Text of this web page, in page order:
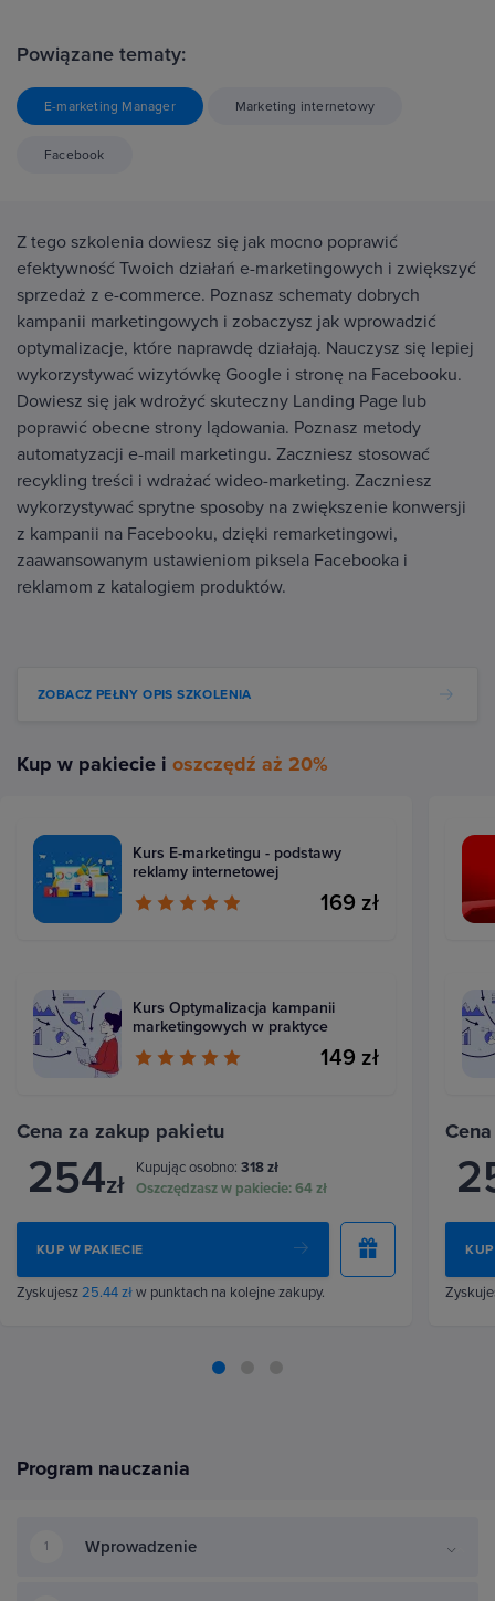
Powiązane tematy:
E-marketing Manager Marketing internetowy
Facebook
Z tego szkolenia dowiesz się jak mocno poprawić
efektywność Twoich działań e-marketingowych i zwiększyć
sprzedaż z e-commerce. Poznasz schematy dobrych
kampanii marketingowych i zobaczysz jak wprowadzić
optymalizacje, które naprawdę działają. Nauczysz się lepiej
wykorzystywać wizytówkę Google i stronę na Facebooku.
Dowiesz się jak wdrożyć skuteczny Landing Page lub
poprawić obecne strony lądowania. Poznasz metody
automatyzacji e-mail marketingu. Zaczniesz stosować
recykling treści i wdrażać wideo-marketing. Zaczniesz
wykorzystywać sprytne sposoby na zwiększenie konwersji
z kampanii na Facebooku, dzięki remarketingowi,
zaawansowanym ustawieniom piksela Facebooka i
reklamom z katalogiem produktów.
ZOBACZ PEŁNY OPIS SZKOLENIA
Kup w pakiecie i oszczędź aż 20%
Kurs E-marketingu - podstawy
reklamy internetowej
169 zł
Kurs Optymalizacja kampanii
marketingowych w praktyce
149 zł
Cena za zakup pakietu
254zł
Kupując osobno: 318 zł
Oszczędzasz w pakiecie:64 zł
KUP W PAKIECIE
Zyskujesz25.44 złw punktach na kolejne zakupy.
Program nauczania
1 Wprowadzenie